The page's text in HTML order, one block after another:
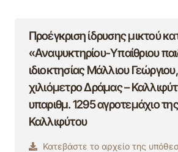
Προέγκριση ίδρυσης μικτού
«Αναψυκτηρίου-Υπαίθριου
ιδιοκτησίας Μάλλιου
χιλιόμετρο Δράμας –
υπαριθμ. 1295 αγροτεμάχιο
Καλλιφύτου
Κατεβάστε το αρχείο της